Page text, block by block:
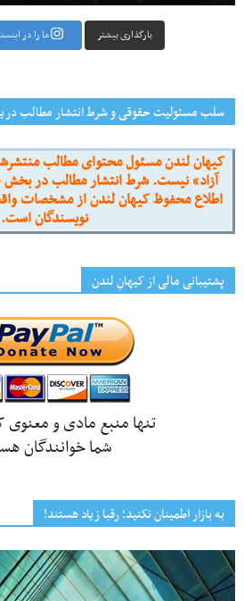
بارگذاری بیشتر ما را در
سلب مسئولیت حقوقی و شرط انتشار مطالب
کیهان لندن مسئول محتوای مطالب
آزاد» نیست. شرط انتشار مطالب در بخش
اطلاع محفوظ کیهان لندن از مشخصات
نویسندگان است.
پشتیبانی مالی از کیهانِ لندن
تنها منبع مادی و معنوی
شما خوانندگان
به بازار اطمینان نکنید؛ رقبا زیاد هستند!